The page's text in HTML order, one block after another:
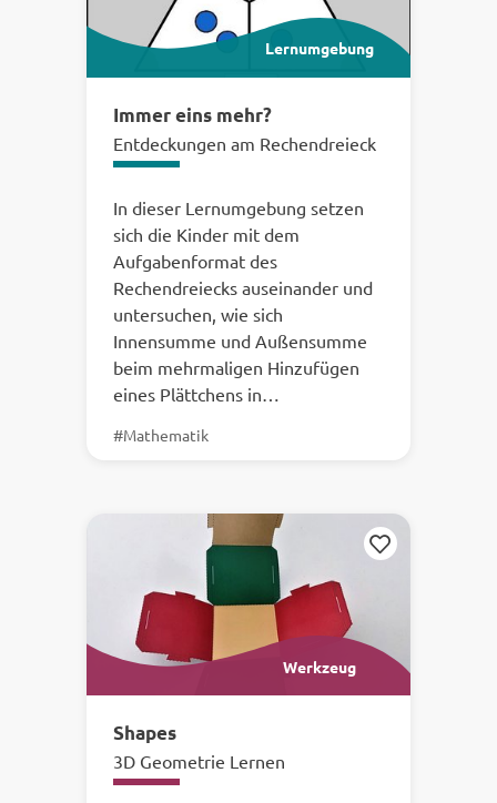
Lernumgebung
Immer eins mehr?
Entdeckungen am Rechendreieck
In dieser Lernumgebung setzen
sich die Kinder mit dem
Aufgabenformat des
Rechendreiecks auseinander und
untersuchen, wie sich
Innensumme und Außensumme
beim mehrmaligen Hinzufügen
eines Plättchens in…
#Mathematik
Merken
Werkzeug
Shapes
3D Geometrie Lernen